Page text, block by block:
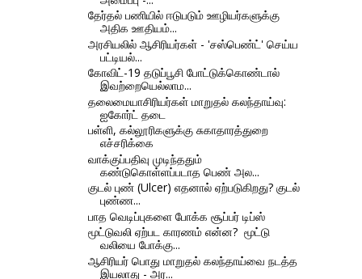
தேர்தல் பணியில் ஈடுபடும் ஊழியர்களுக்கு
அதிக ஊதியம்...
அரசியலில் ஆசிரியர்கள் - 'சஸ்பெண்ட்' செய்ய
பட்டியல்...
கோவிட்-19 தடுப்பூசி போட்டுக்கொண்டால்
இவற்றையெல்லாம...
தலைமையாசிரியர்கள் மாறுதல் கலந்தாய்வு:
ஐகோர்ட் தடை
பள்ளி, கல்லூரிகளுக்கு சுகாதாரத்துறை
எச்சரிக்கை
வாக்குப்பதிவு முடிந்ததும்
கண்டுகொள்ளப்படாத பெண் அல...
குடல் புண் (Ulcer) எதனால் ஏற்படுகிறது? குடல்
புண்ண...
பாத வெடிப்புகளை போக்க சூப்பர் டிப்ஸ்
மூட்டுவலி ஏற்பட காரணம் என்ன? ‌ மூட்டு
வலியை போக்கு...
ஆசிரியர் பொது மாறுதல் கலந்தாய்வை நடத்த
இயலாது - அர...